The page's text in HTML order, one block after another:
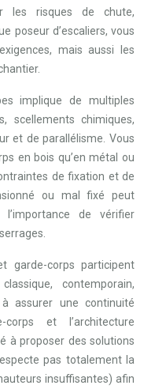
les risques de chute,
poseur d’escaliers, vous
mais aussi les
implique de multiples
scellements chimiques,
et de parallélisme. Vous
en bois qu’en métal ou
de fixation et de
ou mal fixé peut
de vérifier
garde-corps participent
contemporain,
assurer une continuité
et l’architecture
à proposer des solutions
pas totalement la
insuffisantes) afin